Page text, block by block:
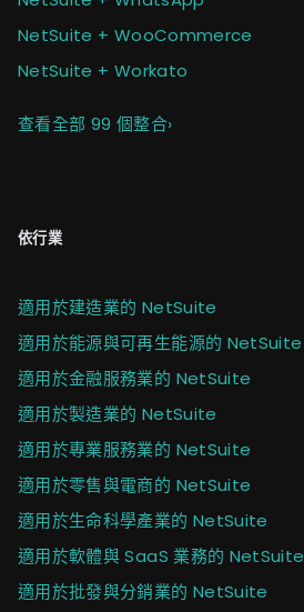
NetSuite + WooCommerce
NetSuite + Workato
查看全部 99 個整合›
依行業
適用於建造業的 NetSuite
適用於能源與可再生能源的 NetSuite
適用於金融服務業的 NetSuite
適用於製造業的 NetSuite
適用於專業服務業的 NetSuite
適用於零售與電商的 NetSuite
適用於生命科學產業的 NetSuite
適用於軟體與 SaaS 業務的 NetSuite
適用於批發與分銷業的 NetSuite